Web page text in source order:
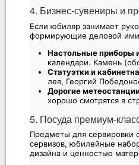
4. Бизнес-сувениры и
Если юбиляр занимает
формирующие деловой
Настольные приборы
календари. Камень
Статуэтки и
лев, Георгий
Дорогие
хорошо смотрятся в
5. Посуда премиум-
Предметы для сервировки
сервизов, юбилейные
дизайна и ценностью